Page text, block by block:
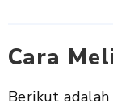
Cara
Berikut